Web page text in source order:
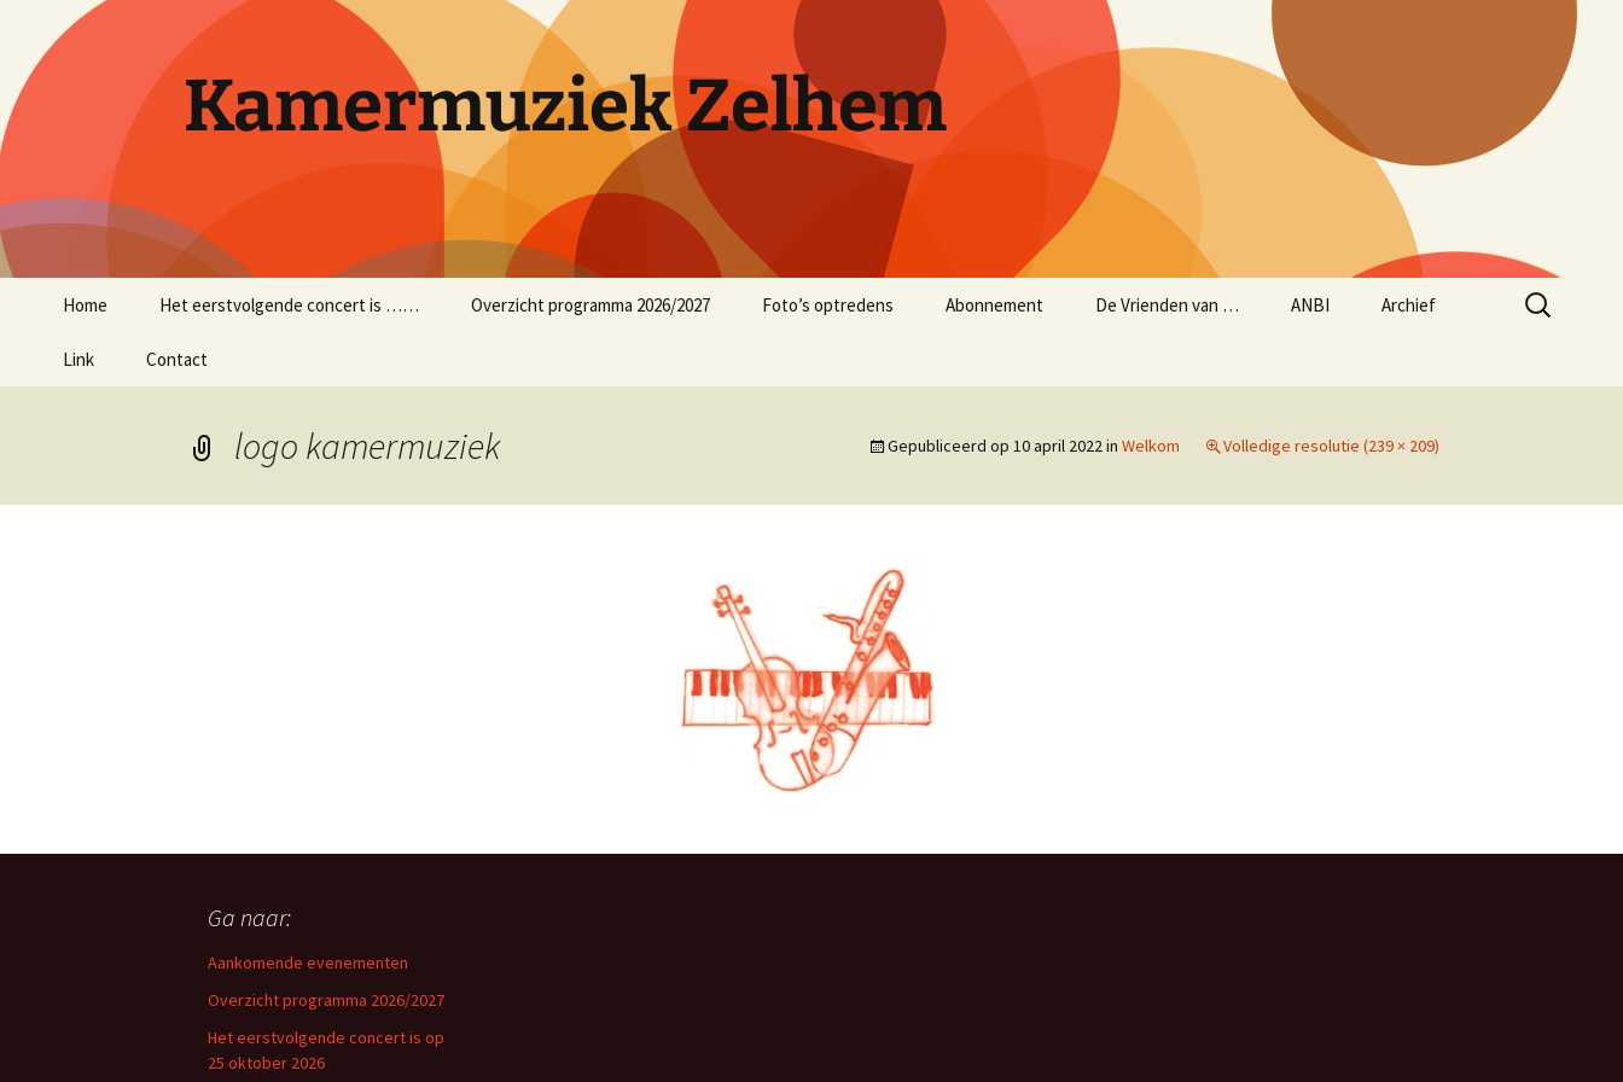
inhoud
Kamermuziek Zelhem
Home Het eerstvolgende concert is …… Overzicht programma 2026/2027 Foto’s optredens Abonnement De Vrienden van … ANBI
(lopend van 1 juni 2025
Archief
Link Contact
Zoeken
naar:
logo kamermuziek Gepubliceerd op 10 april 2022in Welkom Volledige resolutie (239 × 209)
Ga naar:
Aankomende evenementen
Overzicht programma 2026/2027
Het eerstvolgende concert is op
25 oktober 2026